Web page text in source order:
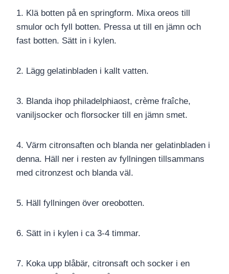
1. Klä botten på en springform. Mixa oreos till
smulor och fyll botten. Pressa ut till en jämn och
fast botten. Sätt in i kylen.
2. Lägg gelatinbladen i kallt vatten.
3. Blanda ihop philadelphiaost, crème fraîche,
vaniljsocker och florsocker till en jämn smet.
4. Värm citronsaften och blanda ner gelatinbladen i
denna. Häll ner i resten av fyllningen tillsammans
med citronzest och blanda väl.
5. Häll fyllningen över oreobotten.
6. Sätt in i kylen i ca 3-4 timmar.
7. Koka upp blåbär, citronsaft och socker i en